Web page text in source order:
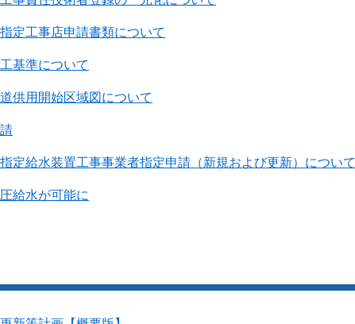
定工事店申請書類について
基準について
供用開始区域図について
定給水装置工事事業者指定申請（新規および更新）について
給水が可能に